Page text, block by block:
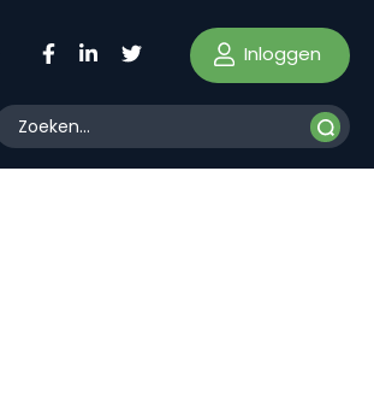
Inloggen